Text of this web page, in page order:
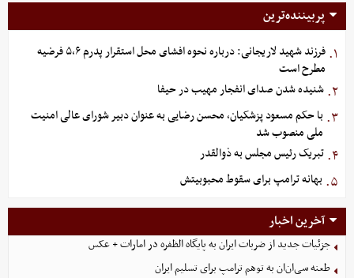
پربیننده‌ترین
۱.
فرزند شهید لاریجانی: درباره نحوه افشای محل استقرار پدرم ۵،۶ فرضیه
مطرح است
۲. شنیده شدن صدای انفجار مهیب در حیفا
۳. با حکم مسعود پزشکیان، محسن رضایی به عنوان دبیر شورای عالی امنیت
ملی منصوب شد
۴. تبریک رئیس مجلس به ذوالقدر
۵. بهانه ترامپ برای سقوط محبوبیتش
آخرین اخبار
جزئیات جدید از ضربات ایران به پایگاه الظفره در امارات + عکس
طعنه سی‌ان‌ان به توهم ترامپ برای تسلیم ایران